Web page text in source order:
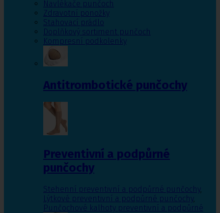
Navlékače punčoch
Zdravotní ponožky
Stahovací prádlo
Doplňkový sortiment punčoch
Kompresní podkolenky
Antitrombotické punčochy
Preventivní a podpůrné
punčochy
Stehenní preventivní a podpůrné punčochy,
Lýtkové preventivní a podpůrné punčochy,
Punčochové kalhoty preventivní a podpůrné